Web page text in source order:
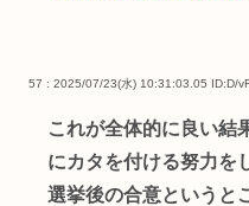
57 : 2025/07/23(水) 10:31:03.05 ID:D/
これが全体的に良い結
にカタを付ける努力を
選挙後の合意というと